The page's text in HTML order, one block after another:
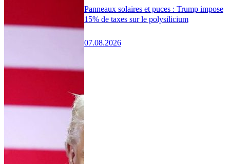
Panneaux solaires et puces : Trump impose
15% de taxes sur le polysilicium
07.08.2026